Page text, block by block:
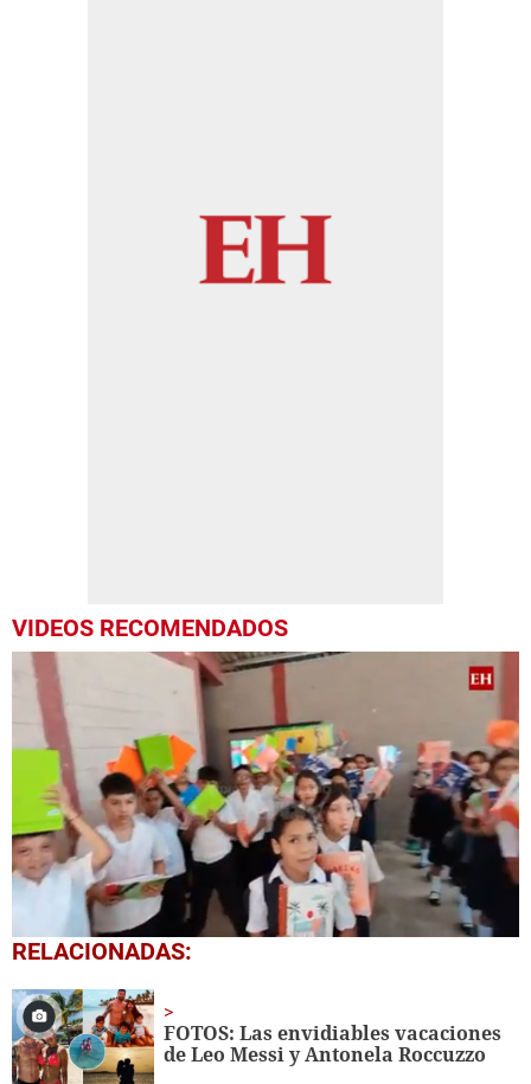
VIDEOS RECOMENDADOS
0
seconds
1
minute,
56
seconds
RELACIONADAS:
FOTOS: Las envidiables vacaciones
de Leo Messi y Antonela Roccuzzo